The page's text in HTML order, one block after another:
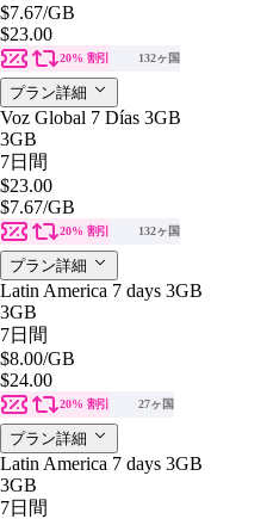
$7.67/GB
$23.00
20% 割引 132ヶ国
プラン詳細
Voz Global 7 Días 3GB
3GB
7日間
$23.00
$7.67/GB
20% 割引 132ヶ国
プラン詳細
Latin America 7 days 3GB
3GB
7日間
$8.00/GB
$24.00
20% 割引 27ヶ国
プラン詳細
Latin America 7 days 3GB
3GB
7日間